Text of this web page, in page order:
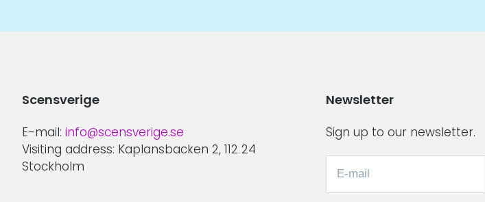
Scensverige
E-mail: info@scensverige.se
Visiting address: Kaplansbacken 2, 112 24
Stockholm
Newsletter
Sign up to our newsletter.